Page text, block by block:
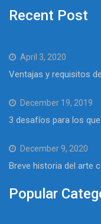
Recent Post
April 3, 2020
Ventajas y requisitos
December 19, 2019
3 desafíos para los
December 9, 2020
Breve historia del arte
Popular